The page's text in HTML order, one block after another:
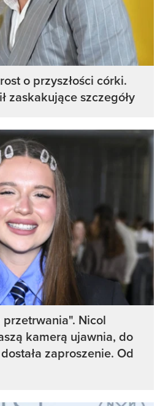
o przyszłości córki.
zaskakujące szczegóły
Nicol
kamerą ujawnia, do
zaproszenie. Od